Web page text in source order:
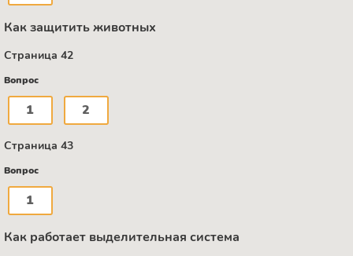
Как защитить животных
Страница 42
Вопрос
1 2
Страница 43
Вопрос
1
Как работает выделительная система